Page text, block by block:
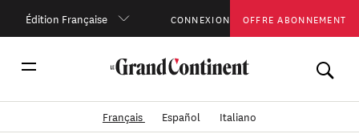
Édition Française CONNEXION OFFRE ABONNEMENT
Français Español Italiano